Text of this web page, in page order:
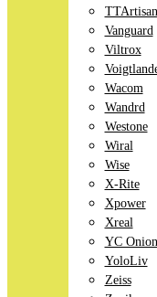
TTArtisan
Vanguard
Viltrox
Wacom
Wandrd
Westone
Wiral
Wise
X-Rite
Xpower
Xreal
YC Onion
YoloLiv
Zeiss